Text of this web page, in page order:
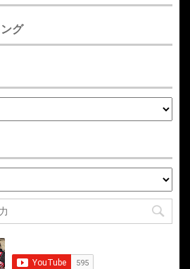
グ